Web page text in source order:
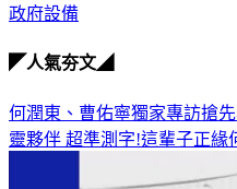
政府設備
◤人氣夯文◢
何潤東、曹佑寧獨家專訪搶
靈夥伴 超準測字!這輩子正緣